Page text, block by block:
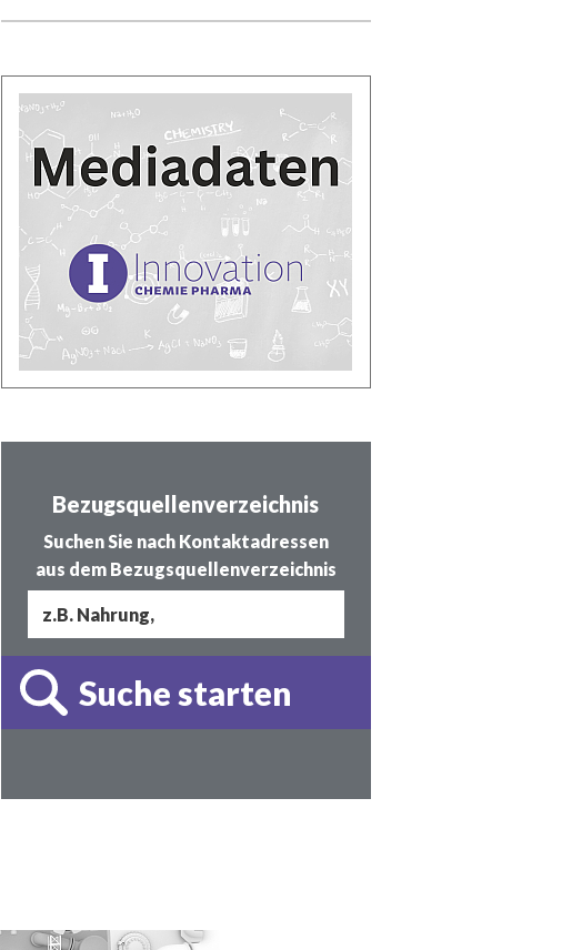
Bezugsquellenverzeichnis
Suchen Sie nach Kontaktadressen
aus dem Bezugsquellenverzeichnis